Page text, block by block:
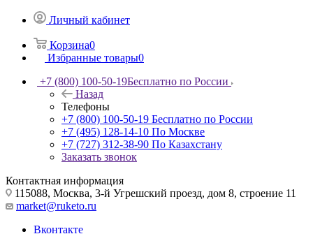
Личный кабинет
Корзина0
Избранные товары0
+7 (800) 100-50-19Бесплатно по России
Назад
Телефоны
+7 (800) 100-50-19 Бесплатно по России
+7 (495) 128-14-10 По Москве
+7 (727) 312-38-90 По Казахстану
Заказать звонок
Контактная информация
115088, Москва, 3-й Угрешский проезд, дом 8, строение 11
market@ruketo.ru
Вконтакте